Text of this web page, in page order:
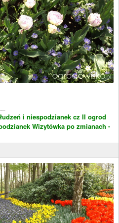
i niespodzianek cz II ogrod
Wizytówka po zmianach -